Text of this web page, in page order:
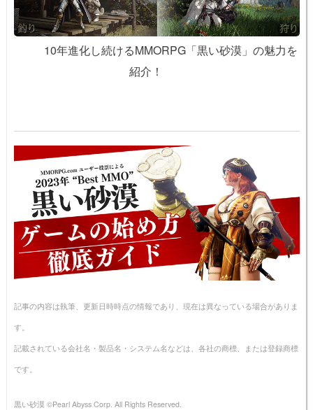
10年進化し続けるMMORPG「黒い砂漠」の魅力を
紹介！
記事の内容は執筆、更新日時時点の情報であり、現在は異なっている場合がありま
す。
記載されている会社名・製品名・システム名などは、各社の商標、または登録商標
です。
黒い砂漠 ©Pearl Abyss Corp. All Rights Reserved.